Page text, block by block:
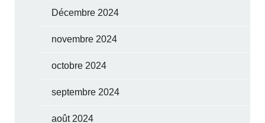
Décembre 2024
novembre 2024
octobre 2024
septembre 2024
août 2024